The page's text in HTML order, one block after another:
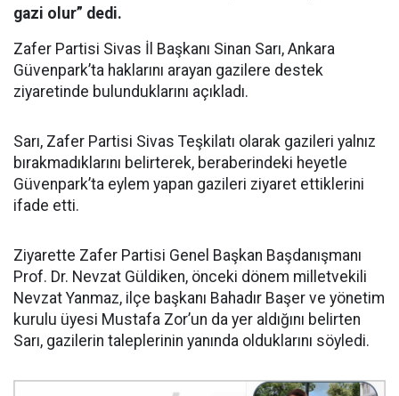
gazi olur” dedi.
Zafer Partisi Sivas İl Başkanı Sinan Sarı, Ankara
Güvenpark’ta haklarını arayan gazilere destek
ziyaretinde bulunduklarını açıkladı.
Sarı, Zafer Partisi Sivas Teşkilatı olarak gazileri yalnız
bırakmadıklarını belirterek, beraberindeki heyetle
Güvenpark’ta eylem yapan gazileri ziyaret ettiklerini
ifade etti.
Ziyarette Zafer Partisi Genel Başkan Başdanışmanı
Prof. Dr. Nevzat Güldiken, önceki dönem milletvekili
Nevzat Yanmaz, ilçe başkanı Bahadır Başer ve yönetim
kurulu üyesi Mustafa Zor’un da yer aldığını belirten
Sarı, gazilerin taleplerinin yanında olduklarını söyledi.